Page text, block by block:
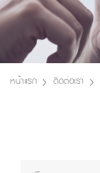
หน้าแรก ติดต่อเรา